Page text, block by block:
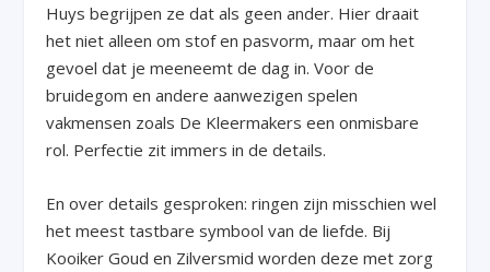
Huys begrijpen ze dat als geen ander. Hier draait
het niet alleen om stof en pasvorm, maar om het
gevoel dat je meeneemt de dag in. Voor de
bruidegom en andere aanwezigen spelen
vakmensen zoals De Kleermakers een onmisbare
rol. Perfectie zit immers in de details.
En over details gesproken: ringen zijn misschien wel
het meest tastbare symbool van de liefde. Bij
Kooiker Goud en Zilversmid worden deze met zorg